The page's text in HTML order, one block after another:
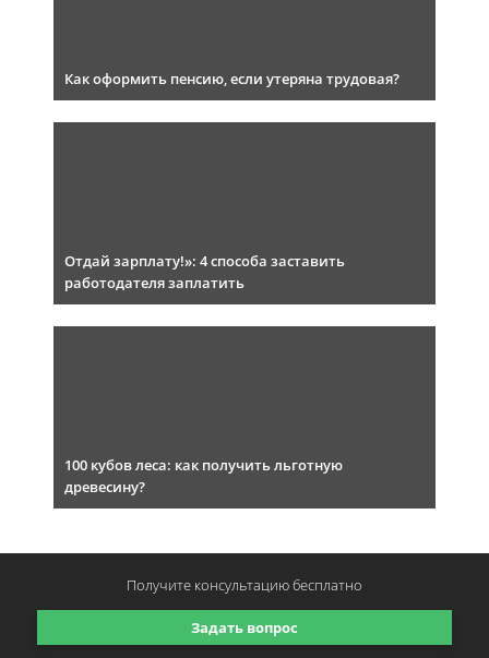
Как оформить пенсию, если утеряна трудовая?
Отдай зарплату!»: 4 способа заставить
работодателя заплатить
100 кубов леса: как получить льготную
древесину?
Задать вопрос
Получите консультациюбесплатно